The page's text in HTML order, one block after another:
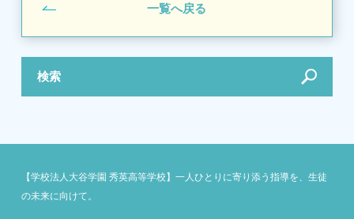
一覧へ戻る
検索
【学校法人大谷学園 秀英高等学校】一人ひとりに寄り添う指導を、生徒
の未来に向けて。